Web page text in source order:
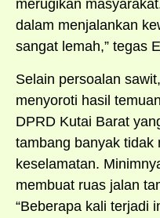
merugikan
dalam menjalankan
sangat lemah,” tegas
Selain persoalan
menyoroti hasil
DPRD Kutai Barat
tambang banyak tidak
keselamatan.
membuat ruas jalan
“Beberapa kali terjadi